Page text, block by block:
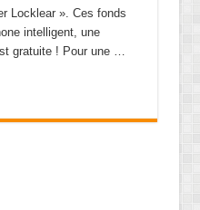
Locklear ». Ces fonds
intelligent, une
gratuite ! Pour une …